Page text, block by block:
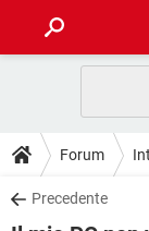
INTRATTENIMENTO
iOS
GUIDE
COVID-19
DOWNLOAD
Forum
Precedente